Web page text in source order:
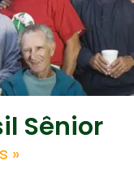
Sênior
»